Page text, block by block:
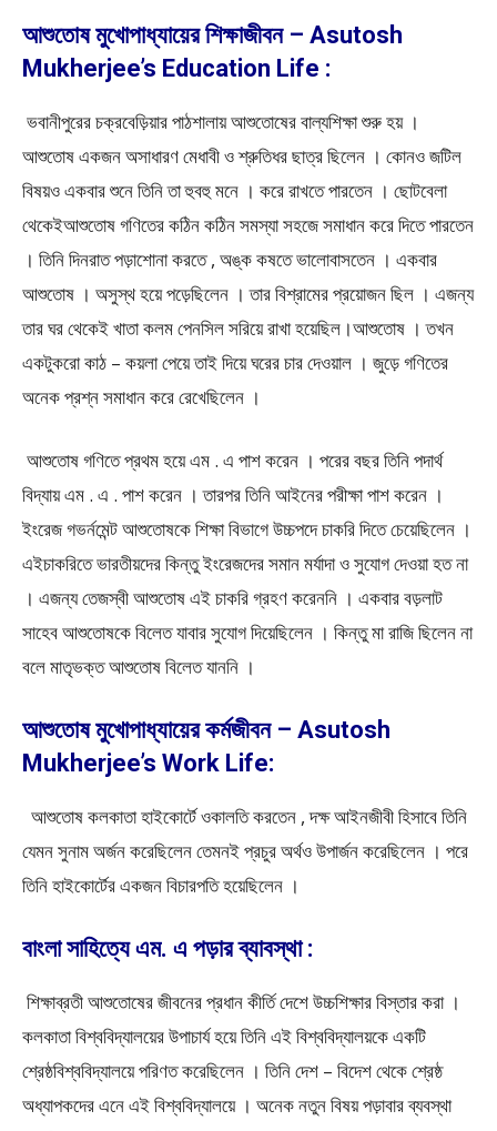
আশুতোষ মুখোপাধ্যায়ের শিক্ষাজীবন – Asutosh
Mukherjee’s Education Life :
ভবানীপুরের চক্রবেড়িয়ার পাঠশালায় আশুতােষের বাল্যশিক্ষা শুরু হয় ।
আশুতােষ একজন অসাধারণ মেধাবী ও শ্রুতিধর ছাত্র ছিলেন । কোনও জটিল
বিষয়ও একবার শুনে তিনি তা হুবহু মনে । করে রাখতে পারতেন । ছােটবেলা
থেকেইআশুতােষ গণিতের কঠিন কঠিন সমস্যা সহজে সমাধান করে দিতে পারতেন
। তিনি দিনরাত পড়াশােনা করতে , অঙ্ক কষতে ভালােবাসতেন । একবার
আশুতােষ । অসুস্থ হয়ে পড়েছিলেন । তার বিশ্রামের প্রয়ােজন ছিল । এজন্য
তার ঘর থেকেই খাতা কলম পেনসিল সরিয়ে রাখা হয়েছিল।আশুতােষ । তখন
একটুকরাে কাঠ – কয়লা পেয়ে তাই দিয়ে ঘরের চার দেওয়াল । জুড়ে গণিতের
অনেক প্রশ্ন সমাধান করে রেখেছিলেন ।
আশুতােষ গণিতে প্রথম হয়ে এম . এ পাশ করেন । পরের বছর তিনি পদার্থ
বিদ্যায় এম . এ . পাশ করেন । তারপর তিনি আইনের পরীক্ষা পাশ করেন ।
ইংরেজ গভর্নমেন্ট আশুতােষকে শিক্ষা বিভাগে উচ্চপদে চাকরি দিতে চেয়েছিলেন ।
এইচাকরিতে ভারতীয়দের কিন্তু ইংরেজদের সমান মর্যাদা ও সুযােগ দেওয়া হত না
। এজন্য তেজস্বী আশুতােষ এই চাকরি গ্রহণ করেননি । একবার বড়লাট
সাহেব আশুতােষকে বিলেত যাবার সুযােগ দিয়েছিলেন । কিন্তু মা রাজি ছিলেন না
বলে মাতৃভক্ত আশুতােষ বিলেত যাননি ।
আশুতোষ মুখোপাধ্যায়ের কর্মজীবন – Asutosh
Mukherjee’s Work Life:
আশুতােষ কলকাতা হাইকোর্টে ওকালতি করতেন , দক্ষ আইনজীবী হিসাবে তিনি
যেমন সুনাম অর্জন করেছিলেন তেমনই প্রচুর অর্থও উপার্জন করেছিলেন । পরে
তিনি হাইকোর্টের একজন বিচারপতি হয়েছিলেন ।
বাংলা সাহিত্যে এম. এ পড়ার ব্যাবস্থা :
শিক্ষাব্রতী আশুতােষের জীবনের প্রধান কীর্তি দেশে উচ্চশিক্ষার বিস্তার করা ।
কলকাতা বিশ্ববিদ্যালয়ের উপাচার্য হয়ে তিনি এই বিশ্ববিদ্যালয়কে একটি
শ্রেষ্ঠবিশ্ববিদ্যালয়ে পরিণত করেছিলেন । তিনি দেশ – বিদেশ থেকে শ্রেষ্ঠ
অধ্যাপকদের এনে এই বিশ্ববিদ্যালয়ে । অনেক নতুন বিষয় পড়াবার ব্যবস্থা